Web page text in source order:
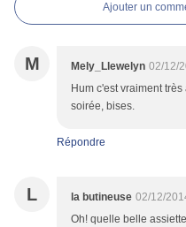
Ajouter un
M Mely_Llewelyn 02/12/
Hum c'est vraiment
soirée, bises.
Répondre
L la butineuse 02/12/
Oh! quelle belle